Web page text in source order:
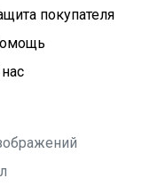
покупателя